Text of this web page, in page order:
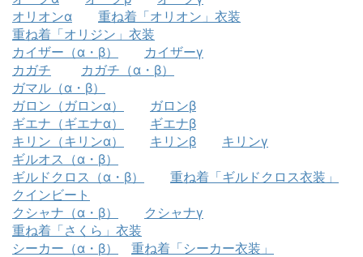
オリオンα
重ね着「オリオン」衣装
重ね着「オリジン」衣装
カイザー（α・β）
カイザーγ
カガチ
カガチ（α・β）
ガマル（α・β）
ガロン（ガロンα）
ガロンβ
ギエナ（ギエナα）
ギエナβ
キリン（キリンα）
キリンβ
キリンγ
ギルオス（α・β）
ギルドクロス（α・β）
重ね着「ギルドクロス衣装」
クインビート
クシャナ（α・β）
クシャナγ
重ね着「さくら」衣装
シーカー（α・β）
重ね着「シーカー衣装」